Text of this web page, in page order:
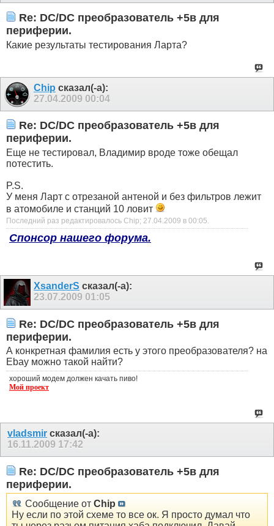
Re: DC/DC преобразователь +5в для
периферии.
Какие результаты тестирования Ларта?
Chip сказал(-а):
27.04.2009 00:04
Re: DC/DC преобразователь +5в для
периферии.
Еще не тестировал, Владимир вроде тоже обещал
потестить.
P.S.
У меня Ларт с отрезаной антеной и без фильтров лежит
в атомобиле и станций 10 ловит
Последний раз редактировалось Chip; 27.04.2009 в 00:05.
Спонсор нашего форума.
XsanderS сказал(-а):
23.07.2009 01:05
Re: DC/DC преобразователь +5в для
периферии.
А конкретная фамилия есть у этого преобразователя? на
Ebay можно такой найти?
хороший модем должен качать пиво!
Мой проект
vladsmir сказал(-а):
16.11.2009 17:42
Re: DC/DC преобразователь +5в для
периферии.
Сообщение от Chip
Ну если по этой схеме то все ок. Я просто думал что